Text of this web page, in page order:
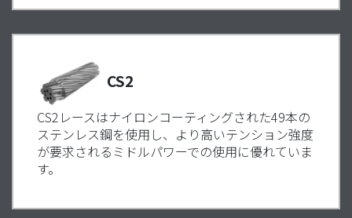
CS2
CS2レースはナイロンコーティングされた49本の
ステンレス鋼を使用し、より高いテンション強度
が要求されるミドルパワーでの使用に優れていま
す。